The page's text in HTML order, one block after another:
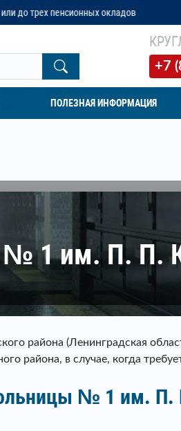
окладов
+7
ПОЛЕЗНАЯ ИНФОРМАЦИЯ
№ 1 им. П. П.
района (Ленинградская
района, в случае, когда
№ 1 им.